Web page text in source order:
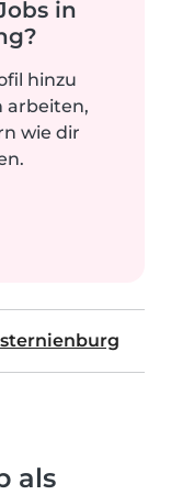
in
hinzu
arbeiten,
wie dir
als